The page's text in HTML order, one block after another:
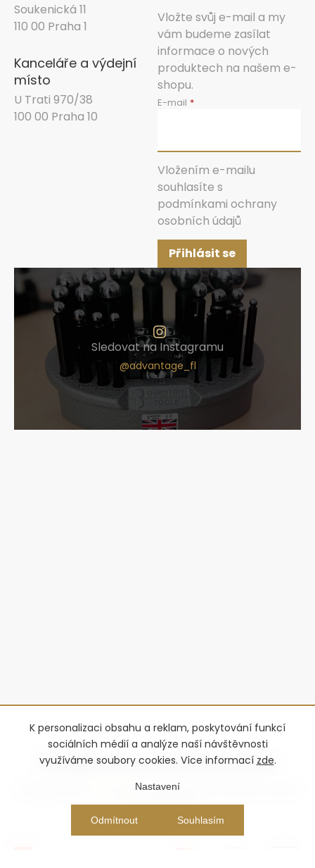
K personalizaci obsahu a reklam, poskytování funkcí
sociálních médií a analýze naší návštěvnosti
využíváme soubory cookies. Více informací zde.
Nastavení
Odmítnout Souhlasím
Soukenická 11
110 00 Praha 1
Kanceláře a výdejní
místo
U Trati 970/38
100 00 Praha 10
Vložte svůj e-mail a my
vám budeme zasílat
informace o nových
produktech na našem e-
shopu.
E-mail
Vložením e-mailu
souhlasíte s
podmínkami ochrany
osobních údajů
Přihlásit se
Sledovat na Instagramu
Vytvořil Shoptet Premium
Advantage-fl. Všechna práva vyhrazena.
nastavení cookies